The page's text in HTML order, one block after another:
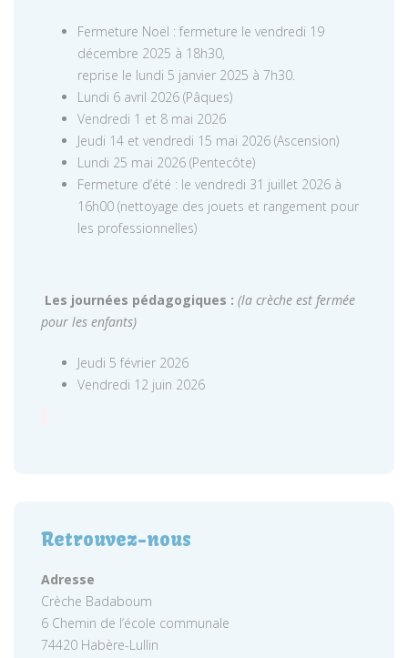
Fermeture Noël : fermeture le vendredi 19
décembre 2025 à 18h30,
reprise le lundi 5 janvier 2025 à 7h30.
Lundi 6 avril 2026 (Pâques)
Vendredi 1 et 8 mai 2026
Jeudi 14 et vendredi 15 mai 2026 (Ascension)
Lundi 25 mai 2026 (Pentecôte)
Fermeture d’été : le vendredi 31 juillet 2026 à
16h00 (nettoyage des jouets et rangement pour
les professionnelles)
Les journées pédagogiques : (la crèche est fermée
pour les enfants)
Jeudi 5 février 2026
Vendredi 12 juin 2026
Retrouvez-nous
Adresse
Crèche Badaboum
6 Chemin de l’école communale
74420 Habère-Lullin